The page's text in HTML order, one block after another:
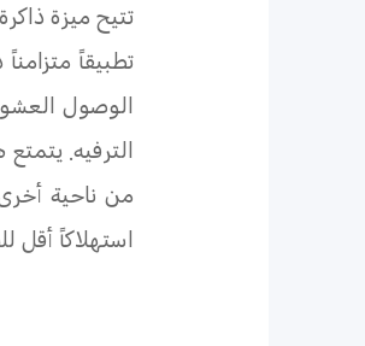
تتيح ميزة
الترفيه.
استهلاكاً أقل